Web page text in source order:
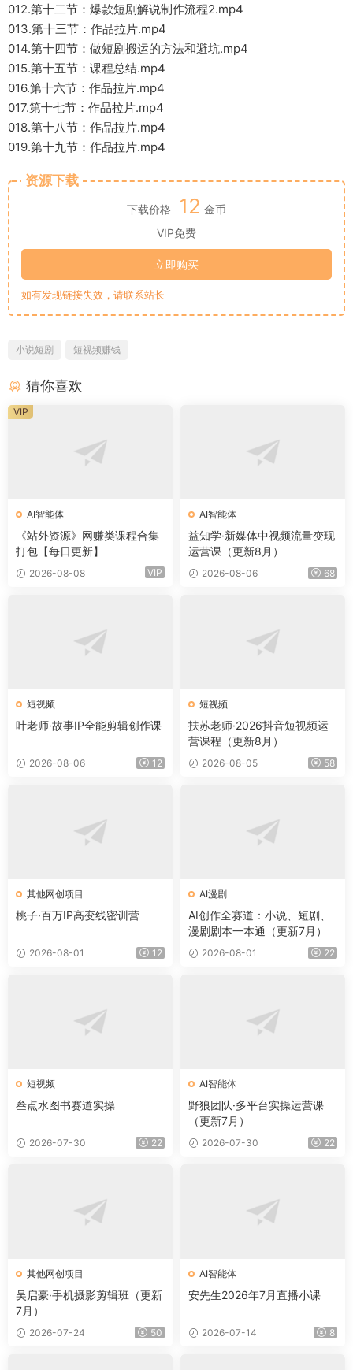
012.第十二节：爆款短剧解说制作流程2.mp4
013.第十三节：作品拉片.mp4
014.第十四节：做短剧搬运的方法和避坑.mp4
015.第十五节：课程总结.mp4
016.第十六节：作品拉片.mp4
017.第十七节：作品拉片.mp4
018.第十八节：作品拉片.mp4
019.第十九节：作品拉片.mp4
资源下载
下载价格 12 金币
VIP免费
立即购买
如有发现链接失效，请联系站长
小说短剧 短视频赚钱
猜你喜欢
AI智能体
《站外资源》网赚类课程合集
打包【每日更新】
2026-08-08 VIP
VIP
AI智能体
益知学·新媒体中视频流量变现
运营课（更新8月）
2026-08-06 68
短视频
叶老师·故事IP全能剪辑创作课
2026-08-06 12
短视频
扶苏老师·2026抖音短视频运
营课程（更新8月）
2026-08-05 58
其他网创项目
桃子·百万IP高变线密训营
2026-08-01 12
AI漫剧
AI创作全赛道：小说、短剧、
漫剧剧本一本通（更新7月）
2026-08-01 22
短视频
叁点水图书赛道实操
2026-07-30 22
AI智能体
野狼团队·多平台实操运营课
（更新7月）
2026-07-30 22
其他网创项目
吴启豪·手机摄影剪辑班（更新
7月）
2026-07-24 50
AI智能体
安先生2026年7月直播小课
2026-07-14 8